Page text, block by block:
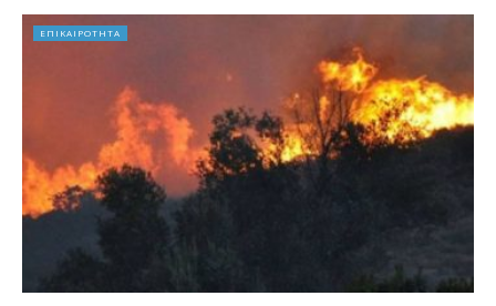
ΕΠΙΚΑΙΡΟΤΗΤΑ